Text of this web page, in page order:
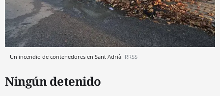
Un incendio de contenedores en Sant Adrià RRSS
Ningún detenido